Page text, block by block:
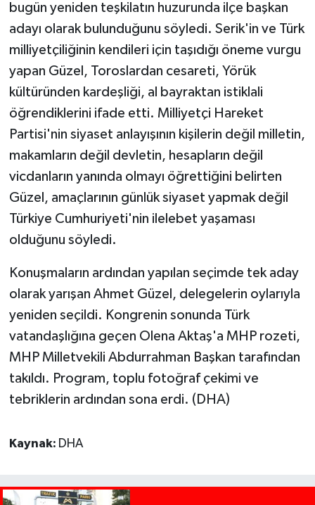
bugün yeniden teşkilatın huzurunda ilçe başkan
adayı olarak bulunduğunu söyledi. Serik'in ve Türk
milliyetçiliğinin kendileri için taşıdığı öneme vurgu
yapan Güzel, Toroslardan cesareti, Yörük
kültüründen kardeşliği, al bayraktan istiklali
öğrendiklerini ifade etti. Milliyetçi Hareket
Partisi'nin siyaset anlayışının kişilerin değil milletin,
makamların değil devletin, hesapların değil
vicdanların yanında olmayı öğrettiğini belirten
Güzel, amaçlarının günlük siyaset yapmak değil
Türkiye Cumhuriyeti'nin ilelebet yaşaması
olduğunu söyledi.
Konuşmaların ardından yapılan seçimde tek aday
olarak yarışan Ahmet Güzel, delegelerin oylarıyla
yeniden seçildi. Kongrenin sonunda Türk
vatandaşlığına geçen Olena Aktaş'a MHP rozeti,
MHP Milletvekili Abdurrahman Başkan tarafından
takıldı. Program, toplu fotoğraf çekimi ve
tebriklerin ardından sona erdi. (DHA)
Kaynak: DHA